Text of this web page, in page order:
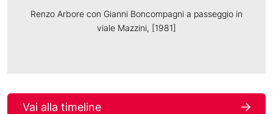
Renzo Arbore con Gianni Boncompagni a passeggio in
viale Mazzini, [1981]
Vai alla timeline